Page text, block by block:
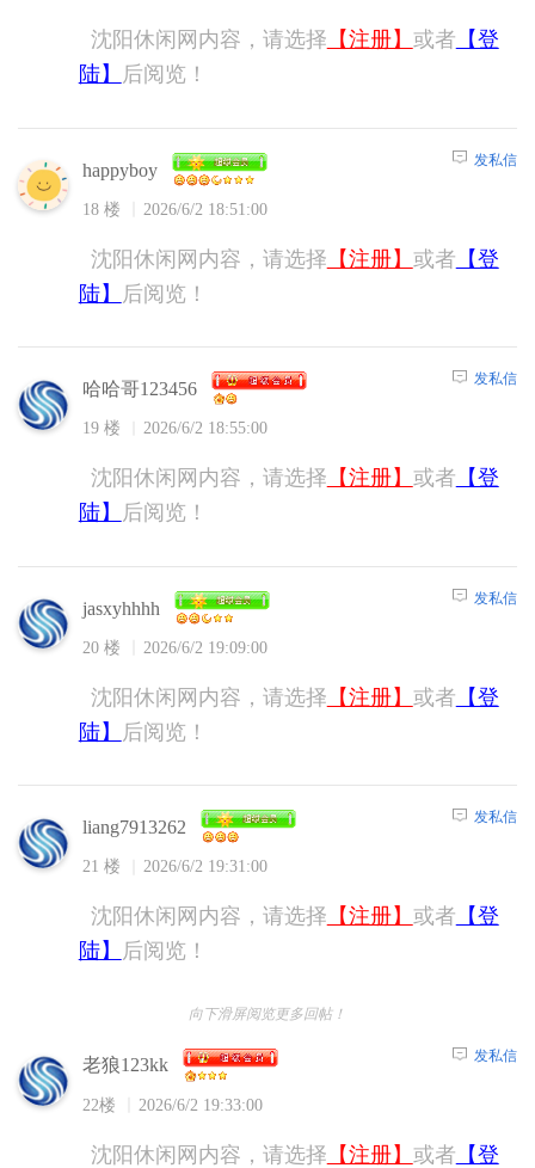
沈阳休闲网内容，请选择 【注册】 或者 【登
陆】
后阅览！
happyboy
18 楼 2026/6/2 18:51:00
发私信
沈阳休闲网内容，请选择 【注册】 或者 【登
陆】
后阅览！
哈哈哥123456
19 楼 2026/6/2 18:55:00
发私信
沈阳休闲网内容，请选择 【注册】 或者 【登
陆】
后阅览！
jasxyhhhh
20 楼 2026/6/2 19:09:00
发私信
沈阳休闲网内容，请选择 【注册】 或者 【登
陆】
后阅览！
liang7913262
21 楼 2026/6/2 19:31:00
发私信
沈阳休闲网内容，请选择 【注册】 或者 【登
陆】
后阅览！
向下滑屏阅览更多回帖！
老狼123kk
22楼 2026/6/2 19:33:00
发私信
沈阳休闲网内容，请选择 【注册】 或者 【登